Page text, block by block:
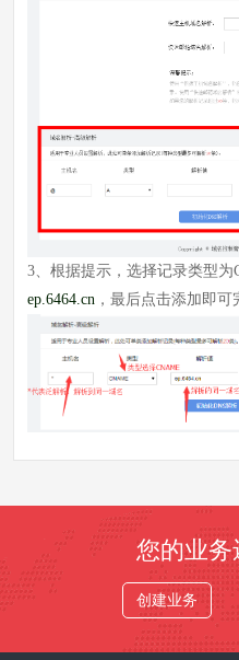
3、根据提示，选择记录类型
ep.6464.cn，最后点击添加即可
您的业务
创建业务